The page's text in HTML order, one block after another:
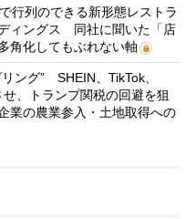
行列のできる新形態レストラ
ィングス 同社に聞いた「店
角化してもぶれない軸
ング” SHEIN、TikTok、
、トランプ関税の回避を狙
業の農業参入・土地取得への